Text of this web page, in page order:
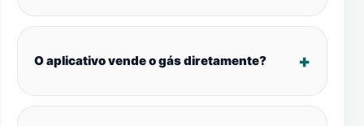
O aplicativo vende o gás diretamente?